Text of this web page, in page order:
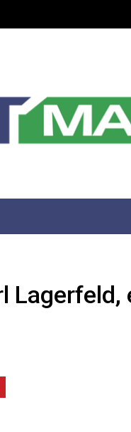
Lagerfeld,